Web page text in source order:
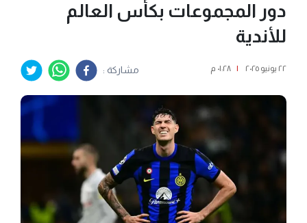
دور المجموعات بكأس العالم
للأندية
٢٢ يونيو ٢٠٢٥ | ٠١:٢٨ م مشاركة :